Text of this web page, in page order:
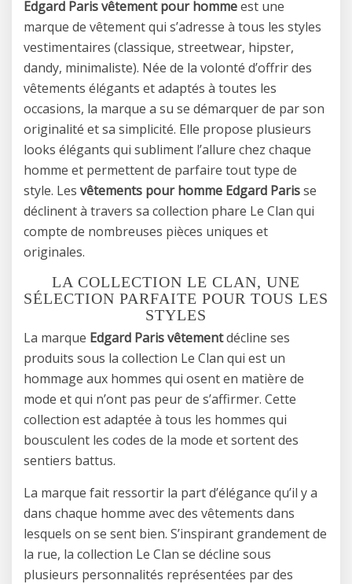
Edgard Paris vêtement pour hommeest une
marque de vêtement qui s’adresse à tous les styles
vestimentaires (classique, streetwear, hipster,
dandy, minimaliste). Née de la volonté d’offrir des
vêtements élégants et adaptés à toutes les
occasions, la marque a su se démarquer de par son
originalité et sa simplicité. Elle propose plusieurs
looks élégants qui subliment l’allure chez chaque
homme et permettent de parfaire tout type de
style. Les vêtements pour homme Edgard Parisse
déclinent à travers sa collection phare Le Clan qui
compte de nombreuses pièces uniques et
originales.
LA COLLECTION LE CLAN, UNE
SÉLECTION PARFAITE POUR TOUS LES
STYLES
La marque Edgard Paris vêtementdécline ses
produits sous la collection Le Clan qui est un
hommage aux hommes qui osent en matière de
mode et qui n’ont pas peur de s’affirmer. Cette
collection est adaptée à tous les hommes qui
bousculent les codes de la mode et sortent des
sentiers battus.
La marque fait ressortir la part d’élégance qu’il y a
dans chaque homme avec des vêtements dans
lesquels on se sent bien. S’inspirant grandement de
la rue, la collection Le Clan se décline sous
plusieurs personnalités représentées par des